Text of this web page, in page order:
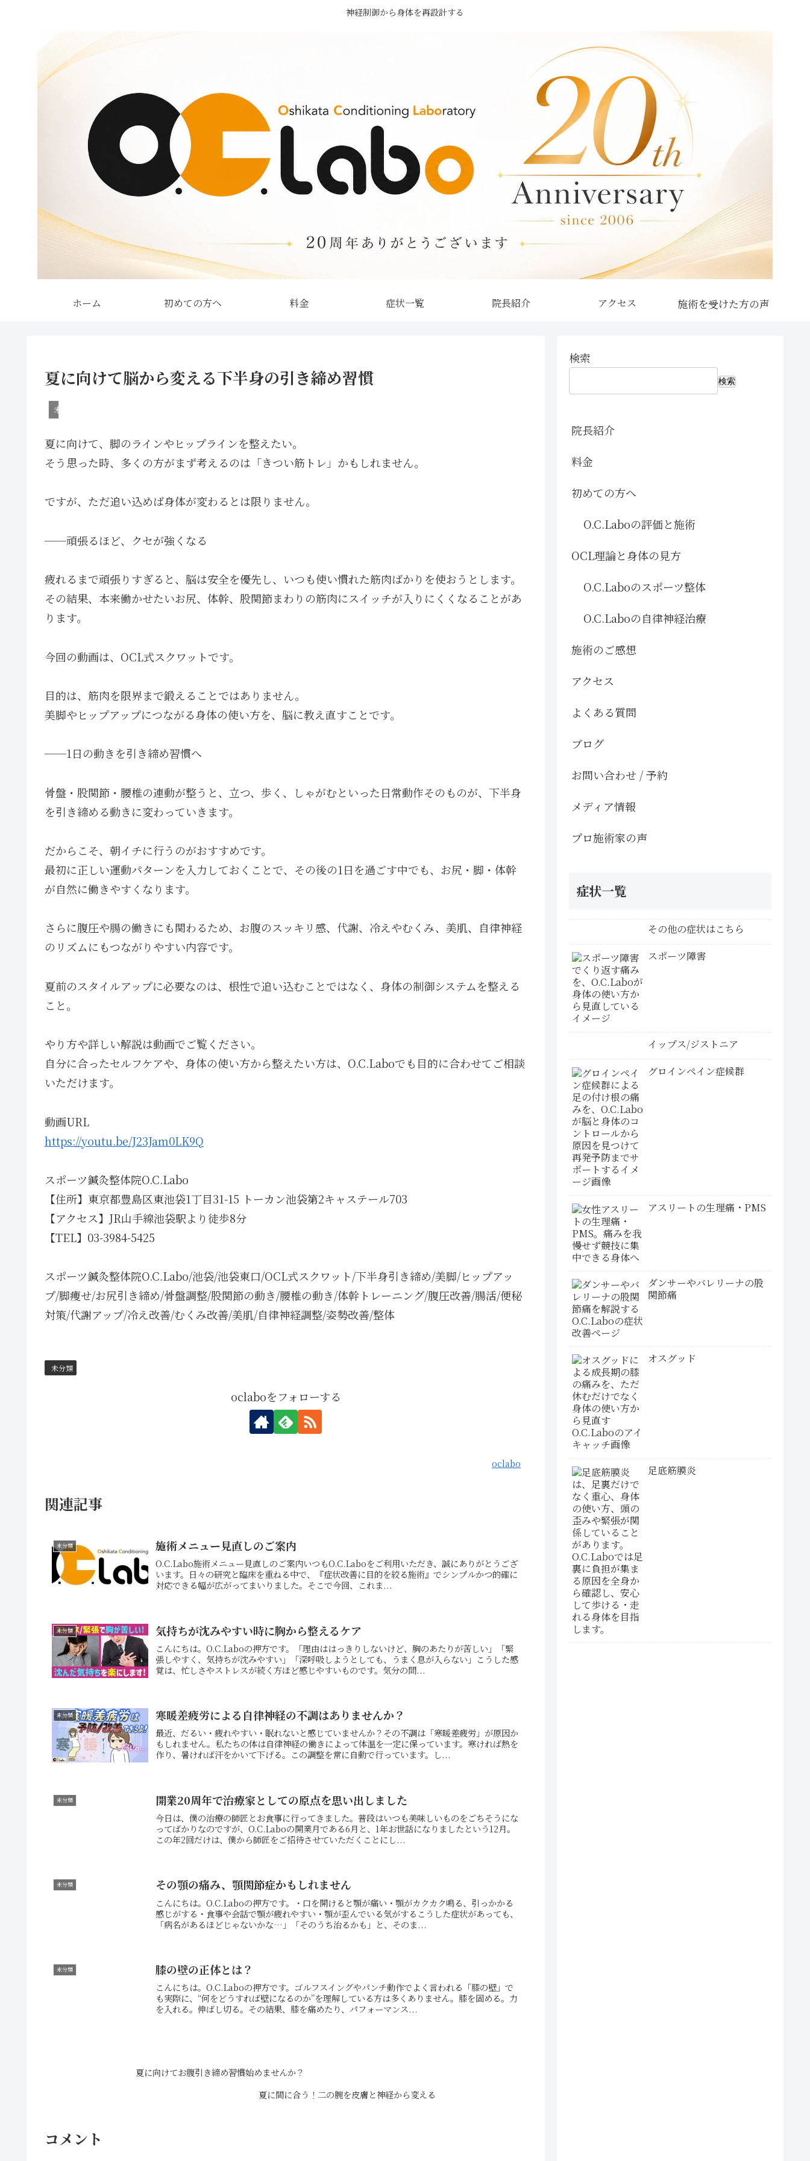
神経制御から身体を再設計する
ホーム 初めての方へ 料金 症状一覧 院長紹介 アクセス
夏に向けて脳から変える下半身の引き締め習慣
未分類
夏に向けて、脚のラインやヒップラインを整えたい。
そう思った時、多くの方がまず考えるのは「きつい筋トレ」かもしれません。
ですが、ただ追い込めば身体が変わるとは限りません。
──頑張るほど、クセが強くなる
疲れるまで頑張りすぎると、脳は安全を優先し、いつも使い慣れた筋肉ばかりを使おうとします。
その結果、本来働かせたいお尻、体幹、股関節まわりの筋肉にスイッチが入りにくくなることがあ
ります。
今回の動画は、OCL式スクワットです。
目的は、筋肉を限界まで鍛えることではありません。
美脚やヒップアップにつながる身体の使い方を、脳に教え直すことです。
──1日の動きを引き締め習慣へ
骨盤・股関節・腰椎の連動が整うと、立つ、歩く、しゃがむといった日常動作そのものが、下半身
を引き締める動きに変わっていきます。
だからこそ、朝イチに行うのがおすすめです。
最初に正しい運動パターンを入力しておくことで、その後の1日を過ごす中でも、お尻・脚・体幹
が自然に働きやすくなります。
さらに腹圧や腸の働きにも関わるため、お腹のスッキリ感、代謝、冷えやむくみ、美肌、自律神経
のリズムにもつながりやすい内容です。
夏前のスタイルアップに必要なのは、根性で追い込むことではなく、身体の制御システムを整える
こと。
やり方や詳しい解説は動画でご覧ください。
自分に合ったセルフケアや、身体の使い方から整えたい方は、O.C.Laboでも目的に合わせてご相談
いただけます。
動画URL
https://youtu.be/J23Jam0LK9Q
スポーツ鍼灸整体院O.C.Labo
【住所】東京都豊島区東池袋1丁目31-15 トーカン池袋第2キャステール703
【アクセス】JR山手線池袋駅より徒歩8分
【TEL】03-3984-5425
スポーツ鍼灸整体院O.C.Labo/池袋/池袋東口/OCL式スクワット/下半身引き締め/美脚/ヒップアッ
プ/脚痩せ/お尻引き締め/骨盤調整/股関節の動き/腰椎の動き/体幹トレーニング/腹圧改善/腸活/便秘
対策/代謝アップ/冷え改善/むくみ改善/美肌/自律神経調整/姿勢改善/整体
未分類
oclaboをフォローする
oclabo
関連記事
未分類 施術メニュー見直しのご案内
O.C.Labo施術メニュー見直しのご案内いつもO.C.Laboをご利用いただき、誠にありがとうござ
います。日々の研究と臨床を重ねる中で、『症状改善に目的を絞る施術』でシンプルかつ的確に
対応できる幅が広がってまいりました。そこで今回、これま...
未分類 気持ちが沈みやすい時に胸から整えるケア
こんにちは。O.C.Laboの押方です。「理由ははっきりしないけど、胸のあたりが苦しい」「緊
張しやすく、気持ちが沈みやすい」「深呼吸しようとしても、うまく息が入らない」こうした感
覚は、忙しさやストレスが続く方ほど感じやすいものです。気分の問...
未分類 寒暖差疲労による自律神経の不調はありませんか？
最近、だるい・疲れやすい・眠れないと感じていませんか？その不調は「寒暖差疲労」が原因か
もしれません。私たちの体は自律神経の働きによって体温を一定に保っています。寒ければ熱を
作り、暑ければ汗をかいて下げる。この調整を常に自動で行っています。し...
未分類 開業20周年で治療家としての原点を思い出しました
今日は、僕の治療の師匠とお食事に行ってきました。普段はいつも美味しいものをごちそうにな
ってばかりなのですが、O.C.Laboの開業月である6月と、1年お世話になりましたという12月。
この年2回だけは、僕から師匠をご招待させていただくことにし...
未分類 その顎の痛み、顎関節症かもしれません
こんにちは。O.C.Laboの押方です。・口を開けると顎が痛い・顎がカクカク鳴る、引っかかる
感じがする・食事や会話で顎が疲れやすい・顎が歪んでいる気がするこうした症状があっても、
「病名があるほどじゃないかな…」「そのうち治るかも」と、そのま...
未分類 膝の壁の正体とは？
こんにちは。O.C.Laboの押方です。ゴルフスイングやパンチ動作でよく言われる「膝の壁」で
も実際に、“何をどうすれば壁になるのか”を理解している方は多くありません。膝を固める。力
を入れる。伸ばし切る。その結果、膝を痛めたり、パフォーマンス...
夏に向けてお腹引き締め習慣始めませんか？
夏に間に合う！二の腕を皮膚と神経から変える
コメント
検索
検索
院長紹介
料金
初めての方へ
O.C.Laboの評価と施術
OCL理論と身体の見方
O.C.Laboのスポーツ整体
O.C.Laboの自律神経治療
施術のご感想
アクセス
よくある質問
ブログ
お問い合わせ / 予約
メディア情報
プロ施術家の声
症状一覧
その他の症状はこちら
スポーツ障害
イップス/ジストニア
グロインペイン症候群
アスリートの生理痛・PMS
ダンサーやバレリーナの股
関節痛
オスグッド
足底筋膜炎